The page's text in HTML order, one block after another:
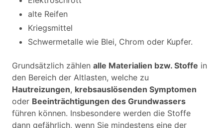
alte Reifen
Kriegsmittel
Schwermetalle wie Blei, Chrom oder Kupfer.
Grundsätzlich zählen alle Materialien bzw. Stoffe in
den Bereich der Altlasten, welche zu
Hautreizungen, krebsauslösenden Symptomen
oder Beeinträchtigungen des Grundwassers
führen können. Insbesondere werden die Stoffe
dann gefährlich, wenn Sie mindestens eine der